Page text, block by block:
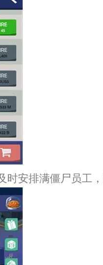
时安排满僵尸员工